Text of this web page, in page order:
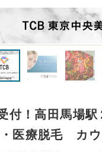
付！高田馬場
医療脱毛 カ